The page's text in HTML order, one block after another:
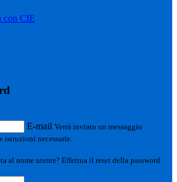
con CIE
E-mail Verrà inviato un messaggio
necessarie.
al nome utente? Effettua il reset della password